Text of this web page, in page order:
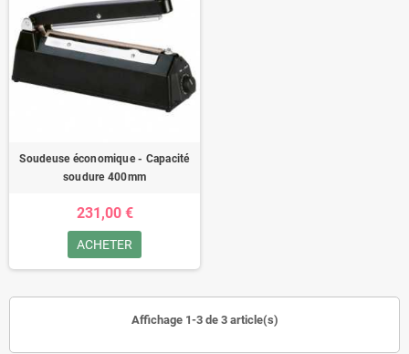
Soudeuse économique - Capacité
soudure 400mm
231,00 €
ACHETER
Affichage 1-3 de 3 article(s)